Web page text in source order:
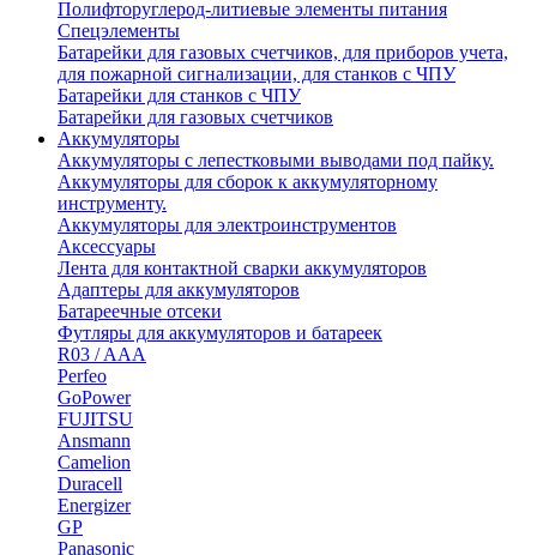
Полифторуглерод-литиевые элементы питания
Спецэлементы
Батарейки для газовых счетчиков, для приборов учета,
для пожарной сигнализации, для станков с ЧПУ
Батарейки для станков с ЧПУ
Батарейки для газовых счетчиков
Аккумуляторы
Аккумуляторы с лепестковыми выводами под пайку.
Аккумуляторы для сборок к аккумуляторному
инструменту.
Аккумуляторы для электроинструментов
Аксессуары
Лента для контактной сварки аккумуляторов
Адаптеры для аккумуляторов
Батареечные отсеки
Футляры для аккумуляторов и батареек
R03 / AAA
Perfeo
GoPower
FUJITSU
Ansmann
Camelion
Duracell
Energizer
GP
Panasonic